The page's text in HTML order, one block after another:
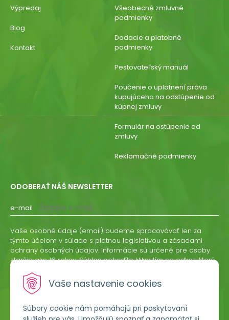
Vaše nastavenie cookies
Súbory cookie nám pomáhajú pri poskytovaní
Výpredaj
Blog
Kontakt
Všeobecné zmluvné
podmienky
Dodacie a platobné
podmienky
Pestovateľský manuál
Poučenie o uplatnení práva
kupujúceho na odstúpenie od
kúpnej zmluvy
Formulár na ostúpenie od
zmluvy
Reklamačné podmienky
ODOBERAŤ NÁŠ NEWSLETTER
e-mail
ODOBERAŤ
Vaše osobné údaje (email) budeme spracovávať len za
týmto účelom v súlade s platnou legislatívou a zásadami
ochrany osobných údajov. Informácie sú určené pre osoby
staršie ako 16 rokov. Súhlas potvrdíte kliknutím na odkaz, ktorý
odvolať písomne, emailom alebo kliknutím na odkaz z
ktoréhokoľvek informačného emailu.